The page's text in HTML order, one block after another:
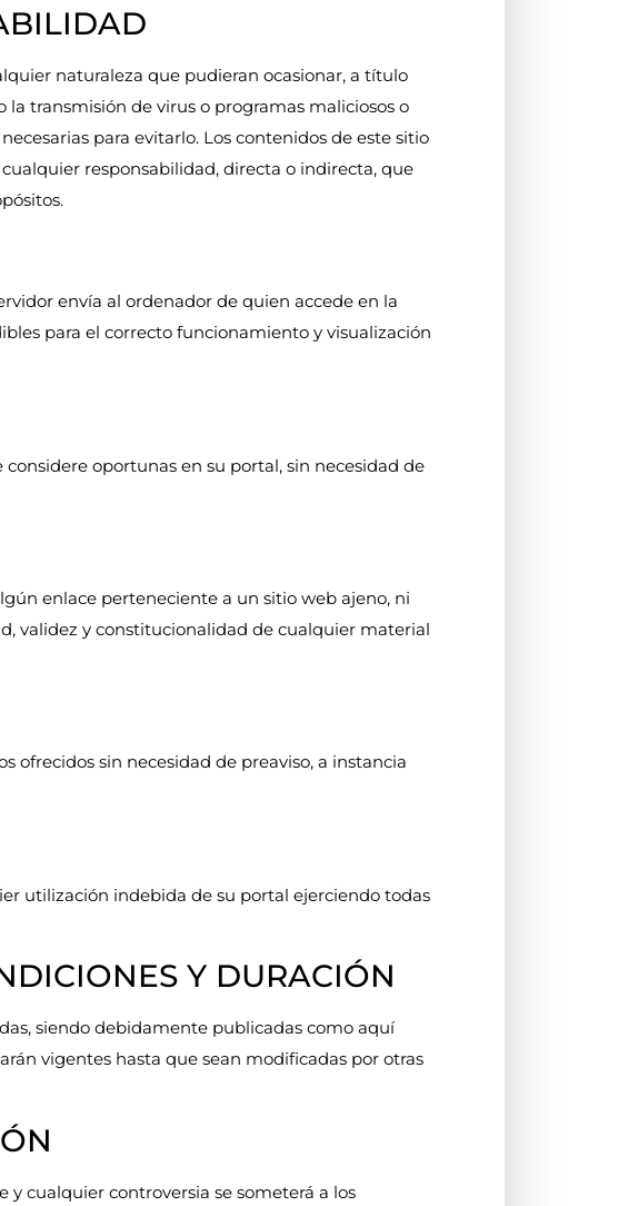
naturaleza que pudieran ocasionar, a título
transmisión de virus o programas maliciosos o
para evitarlo. Los contenidos de este sitio
responsabilidad, directa o indirecta, que
envía al ordenador de quien accede en la
para el correcto funcionamiento y visualización
oportunas en su portal, sin necesidad de
enlace perteneciente a un sitio web ajeno, ni
validez y constitucionalidad de cualquier material
ofrecidos sin necesidad de preaviso, a instancia
utilización indebida de su portal ejerciendo todas
Y DURACIÓN
siendo debidamente publicadas como aquí
vigentes hasta que sean modificadas por otras
cualquier controversia se someterá a los